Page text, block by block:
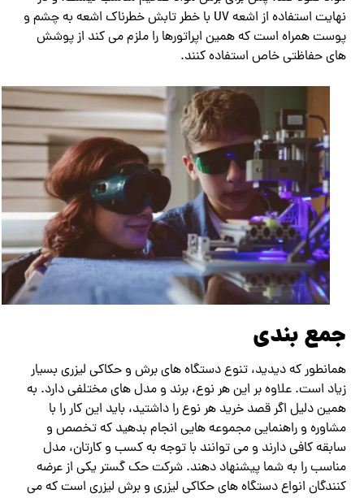
نهایت استفاده از اشعه UV با خطر تابش خطرناک اشعه به چشم و
پوست همراه است که همین اپراتورها را ملزم می کند از پوشش
های حفاظتی خاص استفاده کنند.
جمع بندی
همانطور که دیدید، تنوع دستگاه های برش و حکاکی لیزری بسیار
زیاد است. علاوه بر این هر نوع، برند و مدل های مختلفی دارد. به
همین دلیل اگر قصد خرید هر نوع را داشتید، باید این کار را با
مشاوره و راهنمایی مجموعه هایی انجام بدهید که تخصص و
سابقه کافی دارند و می توانند با توجه به کسب و کارتان، مدل
مناسب را به شما پیشنهاد دهند. شرکت حک گستر یکی از عرضه
کنندگان انواع دستگاه های حکاکی لیزری و برش لیزری است که می